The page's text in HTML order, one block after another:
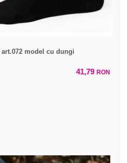
model cu dungi
41,79 RON